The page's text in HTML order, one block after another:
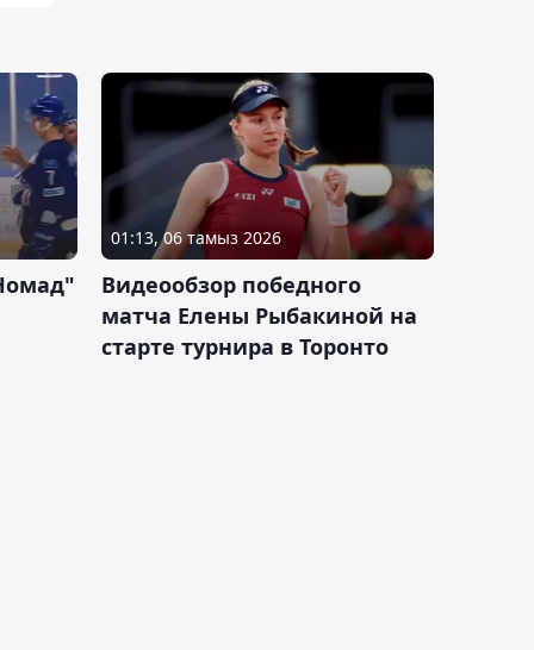
01:13, 06 тамыз 2026
Видеообзор победного
матча Елены Рыбакиной на
старте турнира в Торонто